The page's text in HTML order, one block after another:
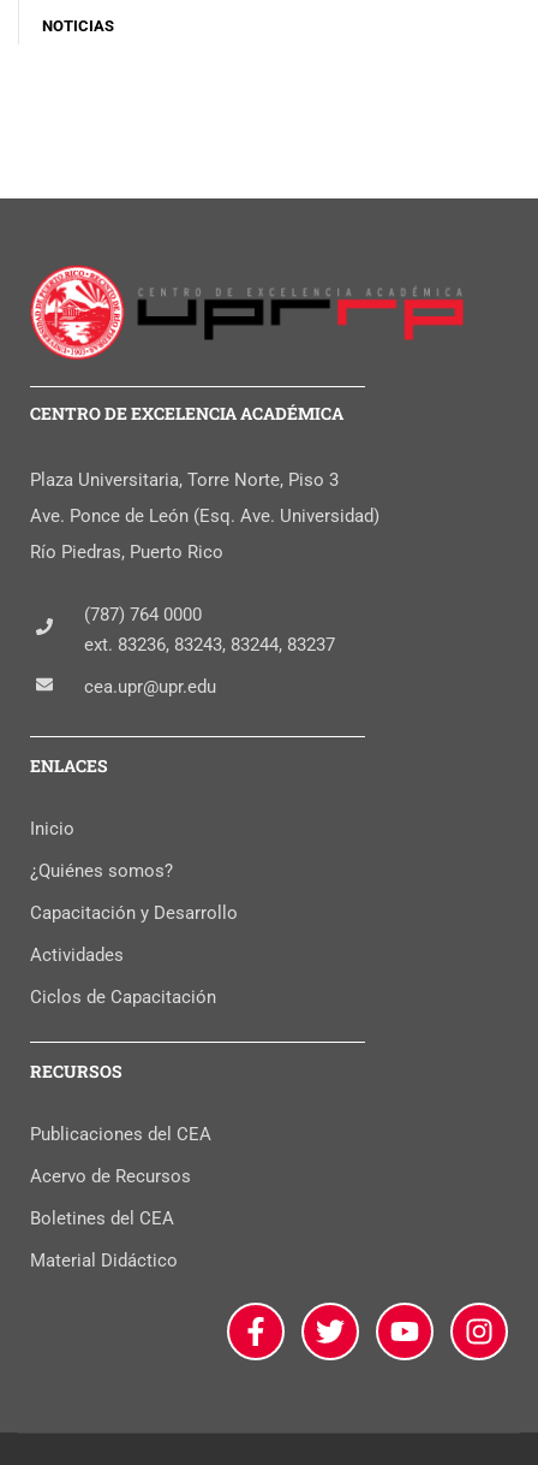
NOTICIAS
CENTRO DE EXCELENCIA ACADÉMICA
Plaza Universitaria, Torre Norte, Piso 3
Ave. Ponce de León (Esq. Ave. Universidad)
Río Piedras, Puerto Rico
(787) 764 0000
ext. 83236, 83243, 83244, 83237
cea.upr@upr.edu
ENLACES
Inicio
¿Quiénes somos?
Capacitación y Desarrollo
Actividades
Ciclos de Capacitación
RECURSOS
Publicaciones del CEA
Acervo de Recursos
Boletines del CEA
Material Didáctico